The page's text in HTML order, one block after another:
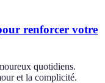
renforcer votre
quotidiens.
et la complicité.